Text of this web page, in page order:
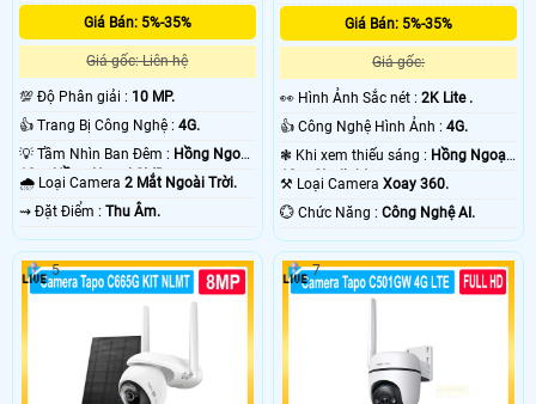
Giá Bán: 5%-35%
Giá gốc: Liên hệ
💯 Độ Phân giải : 10 MP.
👍 Trang Bị Công Nghệ : 4G.
💡 Tầm Nhìn Ban Đêm : Hồng Ngoại
10m Hồng Ngoại SMD.
🌧️ Loại Camera 2 Mắt Ngoài Trời.
️⇝ Đặt Điểm : Thu Âm.
Giá Bán: 5%-35%
Giá gốc:
️👀 Hình Ảnh Sắc nét :2K Lite .
👍 Công Nghệ Hình Ảnh :4G.
❃ Khi xem thiếu sáng : Hồng Ngoại
10m Starlight.
⚒ Loại CameraXoay 360.
️💮 Chức Năng :Công Nghệ AI.
5 7